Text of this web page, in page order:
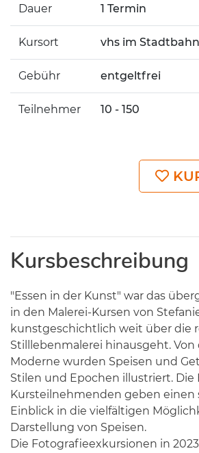
Dauer 1 Termin
Kursort vhs im
Gebühr entgeltfrei
Teilnehmer 10 - 150
Kursbeschreibung
"Essen in der Kunst" war das
in den Malerei-Kursen von
kunstgeschichtlich weit über die
Stilllebenmalerei hinausgeht. Von
Moderne wurden Speisen und
Stilen und Epochen illustriert. Die
Kursteilnehmenden geben einen
Einblick in die vielfältigen
Darstellung von Speisen.
Die Fotografieexkursionen in